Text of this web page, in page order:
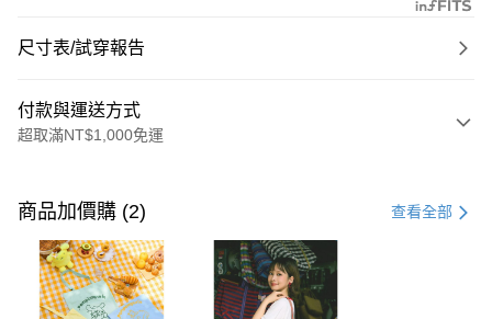
尺寸表/試穿報告
付款與運送方式
超取滿NT$1,000免運
信用卡一次付款
購物金
超商取貨付款
商品加價購 (2) 查看全部